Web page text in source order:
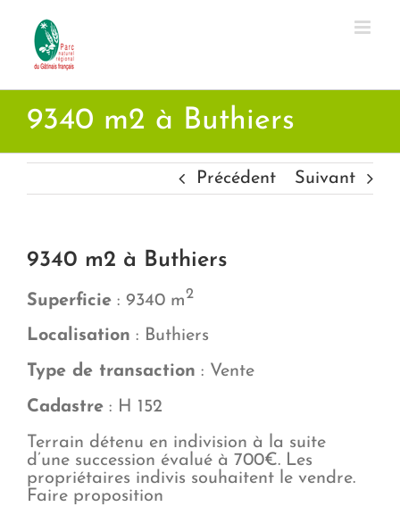
contenu
9340 m2 à Buthiers
Précédent Suivant
9340 m2 à Buthiers
Superficie : 9340 m2
Localisation : Buthiers
Type de transaction : Vente
Cadastre : H 152
Terrain détenu en indivision à la suite
d’une succession évalué à 700€. Les
propriétaires indivis souhaitent le vendre.
Faire proposition